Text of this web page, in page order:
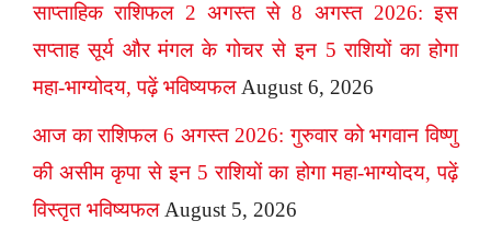
साप्ताहिक राशिफल 2 अगस्त से 8 अगस्त 2026: इस
सप्ताह सूर्य और मंगल के गोचर से इन 5 राशियों का होगा
महा-भाग्योदय, पढ़ें भविष्यफल August 6, 2026
आज का राशिफल 6 अगस्त 2026: गुरुवार को भगवान विष्णु
की असीम कृपा से इन 5 राशियों का होगा महा-भाग्योदय, पढ़ें
विस्तृत भविष्यफल August 5, 2026